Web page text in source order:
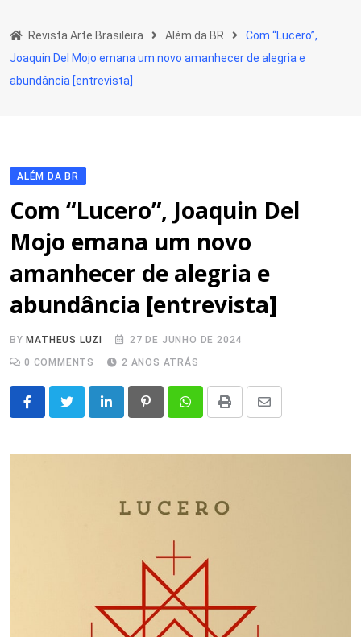
to
content
Revista Arte Brasileira Além da BR
Com “Lucero”,
Joaquin Del Mojo emana um novo amanhecer de alegria e
abundância [entrevista]
ALÉM DA BR
Com “Lucero”, Joaquin Del
Mojo emana um novo
amanhecer de alegria e
abundância [entrevista]
BY MATHEUS LUZI
27 DE JUNHO DE 2024
0 COMMENTS 2 ANOS ATRÁS
LinkedIn PinterestWhatsappPrint
Share
Email